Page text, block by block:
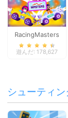
RacingMasters
遊んだ: 178,627
シューティ